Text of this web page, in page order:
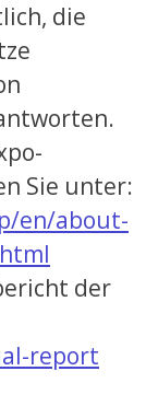
die
Sie unter:
en/about-
der
report